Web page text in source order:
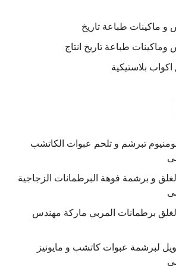
و ماكينات طباعة تاريخ
طباعة تاريخ انتاج
بلاستيكية
تبرشم و تلحم عبوات الكاتشب
و برشمة فوهة البرطمانات الزجاجية
برطمانات المربي ماركة مهندس
لبرشمة عبوات كاتشب و مايونيز